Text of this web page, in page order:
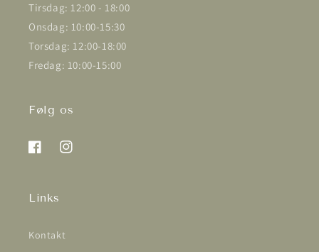
Tirsdag: 12:00 - 18:00
Onsdag: 10:00-15:30
Torsdag: 12:00-18:00
Fredag: 10:00-15:00
Følg os
FacebookInstagram
Links
Kontakt